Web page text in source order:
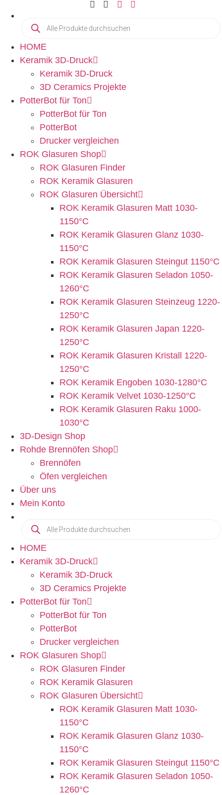
HOME
Keramik 3D-Druck
Keramik 3D-Druck
3D Ceramics Projekte
PotterBot für Ton
PotterBot für Ton
PotterBot
Drucker vergleichen
ROK Glasuren Shop
ROK Glasuren Finder
ROK Keramik Glasuren
ROK Glasuren Übersicht
ROK Keramik Glasuren Matt 1030-
1150°C
ROK Keramik Glasuren Glanz 1030-
1150°C
ROK Keramik Glasuren Steingut 1150°C
ROK Keramik Glasuren Seladon 1050-
1260°C
ROK Keramik Glasuren Steinzeug 1220-
1250°C
ROK Keramik Glasuren Japan 1220-
1250°C
ROK Keramik Glasuren Kristall 1220-
1250°C
ROK Keramik Engoben 1030-1280°C
ROK Keramik Velvet 1030-1250°C
ROK Keramik Glasuren Raku 1000-
1030°C
3D-Design Shop
Rohde Brennöfen Shop
Brennöfen
Öfen vergleichen
Über uns
Mein Konto
HOME
Keramik 3D-Druck
Keramik 3D-Druck
3D Ceramics Projekte
PotterBot für Ton
PotterBot für Ton
PotterBot
Drucker vergleichen
ROK Glasuren Shop
ROK Glasuren Finder
ROK Keramik Glasuren
ROK Glasuren Übersicht
ROK Keramik Glasuren Matt 1030-
1150°C
ROK Keramik Glasuren Glanz 1030-
1150°C
ROK Keramik Glasuren Steingut 1150°C
ROK Keramik Glasuren Seladon 1050-
1260°C